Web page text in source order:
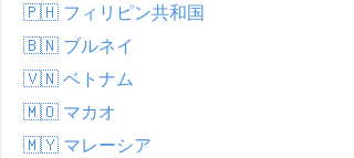
13.3 kph
0.0 mm
9.0
🇵🇭 フィリピン共和国
🇧🇳 ブルネイ
🇻🇳 ベトナム
🇲🇴 マカオ
🇲🇾 マレーシア